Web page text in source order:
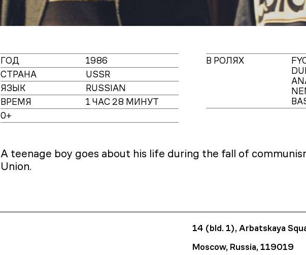
ГОД
1986
СТРАНА
USSR
ЯЗЫК
RUSSIAN
ВРЕМЯ
1 ЧАС 28 МИНУТ
0+
В РОЛЯХ
A teenage boy goes about his life during the fall of
Union.
14 (bld. 1), Arbatskaya
Moscow, Russia, 119019